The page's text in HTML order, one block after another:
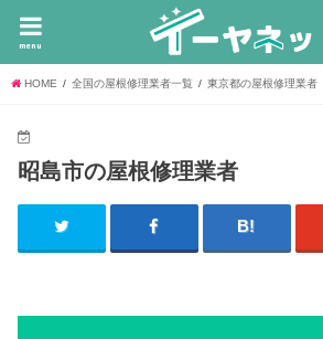
menu
HOME 全国の屋根修理業者一覧 東京都の屋根修理業者
昭島市の屋根修理業者